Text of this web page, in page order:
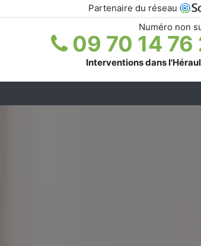
Partenaire du réseau
Numéro non
09 70 14 76
Interventions dans